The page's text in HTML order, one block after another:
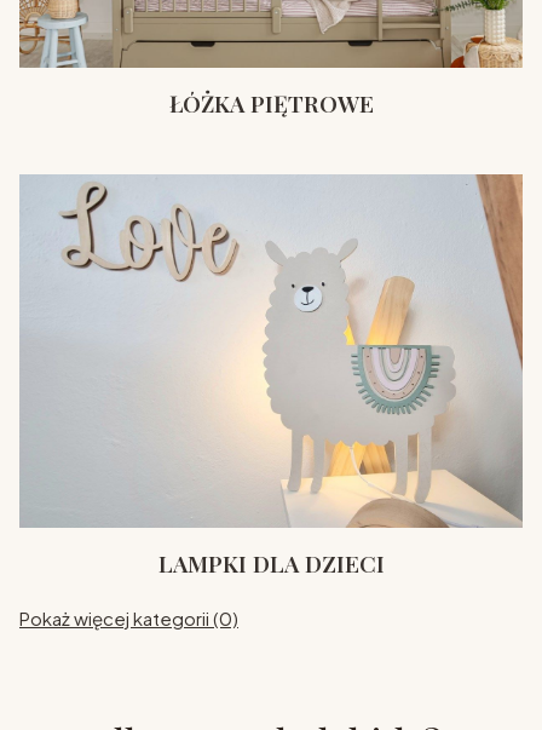
ŁÓŻKA PIĘTROWE
LAMPKI DLA DZIECI
Pokaż więcej kategorii (0)